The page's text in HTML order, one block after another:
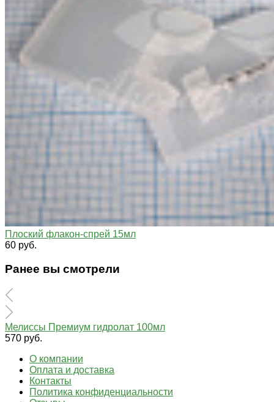
Плоский флакон-спрей 15мл
60 руб.
Ранее вы смотрели
Мелиссы Премиум гидролат 100мл
570 руб.
О компании
Оплата и доставка
Контакты
Политика конфиденциальности